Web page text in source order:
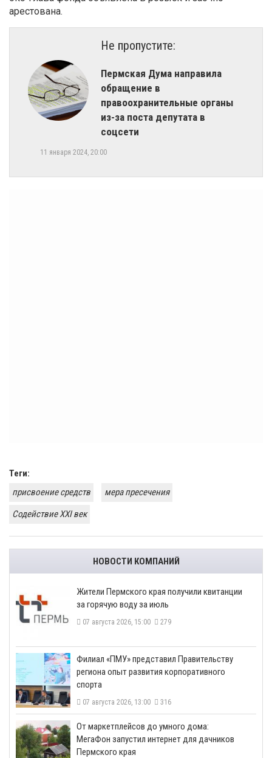
арестована.
Не пропустите:
​Пермская Дума направила
обращение в
правоохранительные органы
из-за поста депутата в
соцсети
11 января 2024, 20:00
Теги:
присвоение средств
мера пресечения
Содействие XXI век
НОВОСТИ КОМПАНИЙ
​Жители Пермского края получили квитанции
за горячую воду за июль
07 августа 2026, 15:00 279
​Филиал «ПМУ» представил Правительству
региона опыт развития корпоративного
спорта
07 августа 2026, 13:00 316
От маркетплейсов до умного дома:
МегаФон запустил интернет для дачников
Пермского края